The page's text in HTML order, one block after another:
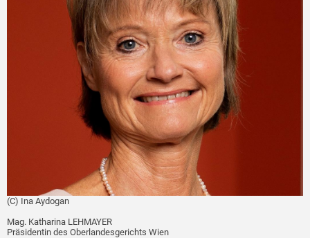
(C) Ina Aydogan
Mag. Katharina LEHMAYER
Präsidentin des Oberlandesgerichts Wien